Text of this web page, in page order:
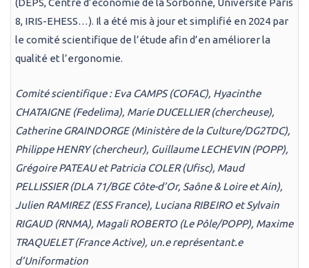
(DEPS, Centre d’économie de la Sorbonne, Université Paris
8, IRIS-EHESS…). Il a été mis à jour et simplifié en 2024 par
le comité scientifique de l’étude afin d’en améliorer la
qualité et l’ergonomie.
Comité scientifique : Eva CAMPS (COFAC), Hyacinthe
CHATAIGNE (Fedelima), Marie DUCELLIER (chercheuse),
Catherine GRAINDORGE (Ministère de la Culture/DG2TDC),
Philippe HENRY (chercheur), Guillaume LECHEVIN (POPP),
Grégoire PATEAU etPatricia COLER(Ufisc), Maud
PELLISSIER (DLA 71/BGE Côte-d’Or, Saône & Loire et Ain),
Julien RAMIREZ (ESS France), Luciana RIBEIRO etSylvain
RIGAUD(RNMA), Magali ROBERTO (Le Pôle/POPP), Maxime
TRAQUELET (France Active), un.e représentant.e
d’Uniformation